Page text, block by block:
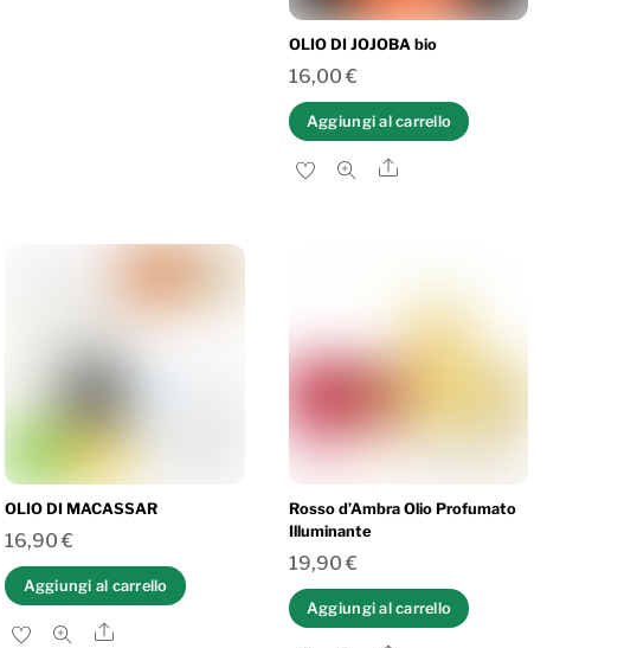
OLIO DI JOJOBA bio
16,00 €
Aggiungi al carrello
Share
OLIO DI MACASSAR
16,90€
Aggiungi al carrello
Share
Rosso d’Ambra Olio Profumato
Illuminante
19,90 €
Aggiungi al carrello